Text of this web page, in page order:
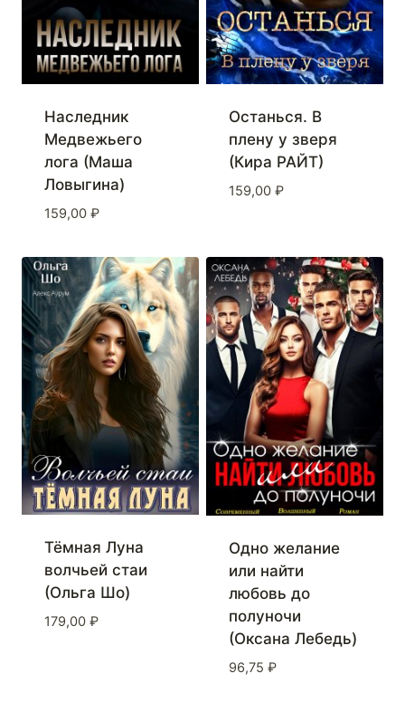
Наследник
Медвежьего
лога (Маша
Ловыгина)
159,00 ₽
Останься. В
плену у зверя
(Кира РАЙТ)
159,00 ₽
Тёмная Луна
волчьей стаи
(Ольга Шо)
179,00 ₽
Одно желание
или найти
любовь до
полуночи
(Оксана Лебедь)
96,75 ₽